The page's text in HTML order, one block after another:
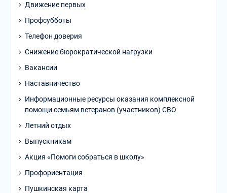
Движение первых
Профсубботы
Телефон доверия
Снижение бюрократической нагрузки
Вакансии
Наставничество
Информационные ресурсы оказания комплексной
помощи семьям ветеранов (участников) СВО
Летний отдых
Выпускникам
Акция «Помоги собраться в школу»
Профориентация
Пушкинская карта